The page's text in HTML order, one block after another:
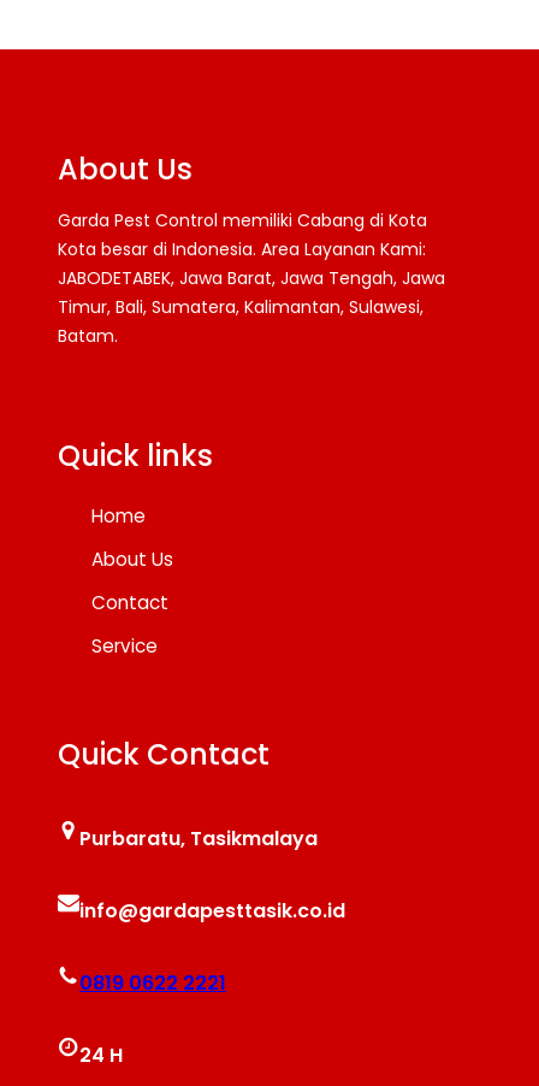
About Us
Garda Pest Control memiliki Cabang di Kota
Kota besar di Indonesia. Area Layanan Kami:
JABODETABEK, Jawa Barat, Jawa Tengah, Jawa
Timur, Bali, Sumatera, Kalimantan, Sulawesi,
Batam.
Quick links
Home
About Us
Contact
Service
Quick Contact
Purbaratu, Tasikmalaya
info@gardapesttasik.co.id
0819 0622 2221
24 H